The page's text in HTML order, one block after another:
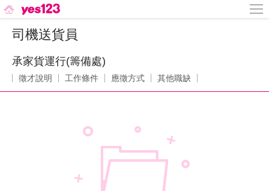
司機送貨員
承家貨運行(籌備處)
徵才說明 工作條件 應徵方式 其他職缺